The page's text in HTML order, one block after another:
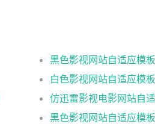
黑色影视网站自适应模
白色影视网站自适应模板
仿迅雷影视电影网站自
黑色影视网站自适应模